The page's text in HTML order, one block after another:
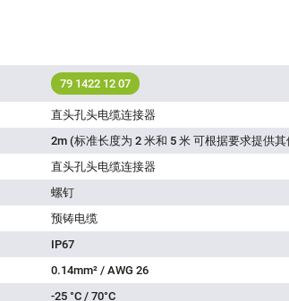
79 1422 12 07
直头孔头电缆连接器
2m (标准长度为 2 米和 5 米 可根据要求提供
直头孔头电缆连接器
螺钉
预铸电缆
IP67
0.14mm² / AWG 26
-25 °C / 70°C